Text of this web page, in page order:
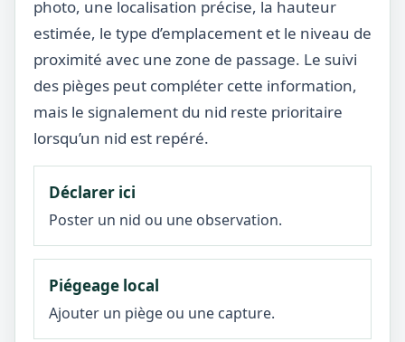
photo, une localisation précise, la hauteur
estimée, le type d’emplacement et le niveau de
proximité avec une zone de passage. Le suivi
des pièges peut compléter cette information,
mais le signalement du nid reste prioritaire
lorsqu’un nid est repéré.
Déclarer ici
Poster un nid ou une observation.
Piégeage local
Ajouter un piège ou une capture.